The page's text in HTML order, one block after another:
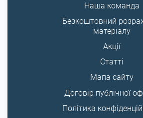
Наша команда
Безкоштовний
матеріалу
Акції
Статті
Мапа сайту
Договір публічної
Політика